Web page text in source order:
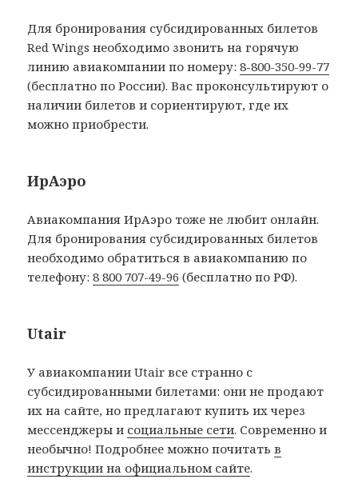
Для бронирования субсидированных билетов
Red Wings необходимо звонить на горячую
линию авиакомпании по номеру:8-800-350-99-77
(бесплатно по России). Вас проконсультируют о
наличии билетов и сориентируют, где их
можно приобрести.
ИрАэро
Авиакомпания ИрАэро тоже не любит онлайн.
Для бронирования субсидированных билетов
необходимо обратиться в авиакомпанию по
телефону:8 800 707-49-96 (бесплатно по РФ).
Utair
У авиакомпании Utair все странно с
субсидированными билетами: они не продают
их на сайте, но предлагают купить их через
мессенджеры и социальные сети. Современно и
необычно! Подробнее можно почитатьв
инструкции на официальном сайте.